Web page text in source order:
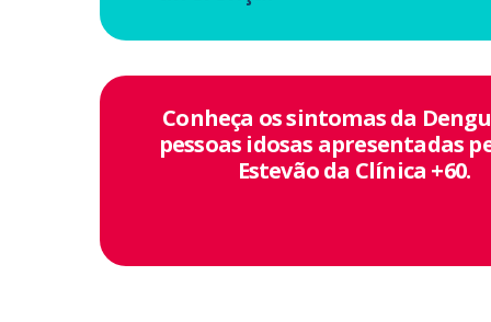
Conheça os sintomas da
pessoas idosas apresentadas
Estevão da Clínica +60.